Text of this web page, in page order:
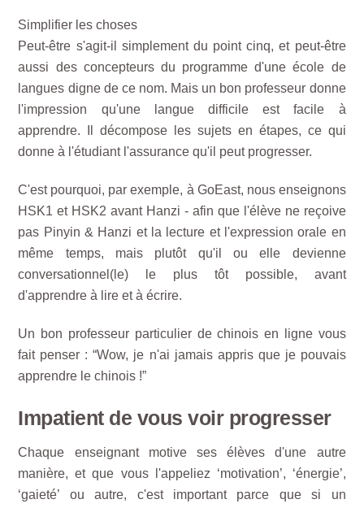
Simplifier les choses
Peut-être s'agit-il simplement du point cinq, et peut-être
aussi des concepteurs du programme d'une école de
langues digne de ce nom. Mais un bon professeur donne
l'impression qu'une langue difficile est facile à
apprendre. Il décompose les sujets en étapes, ce qui
donne à l'étudiant l'assurance qu'il peut progresser.
C'est pourquoi, par exemple, à GoEast, nous enseignons
HSK1 et HSK2 avant Hanzi - afin que l'élève ne reçoive
pas Pinyin & Hanzi et la lecture et l'expression orale en
même temps, mais plutôt qu'il ou elle devienne
conversationnel(le) le plus tôt possible, avant
d'apprendre à lire et à écrire.
Un bon professeur particulier de chinois en ligne vous
fait penser : “Wow, je n'ai jamais appris que je pouvais
apprendre le chinois !”
Impatient de vous voir progresser
Chaque enseignant motive ses élèves d'une autre
manière, et que vous l'appeliez ‘motivation’, ‘énergie’,
‘gaieté’ ou autre, c'est important parce que si un